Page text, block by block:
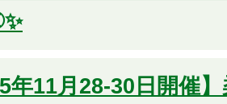
年11月28-30日開催